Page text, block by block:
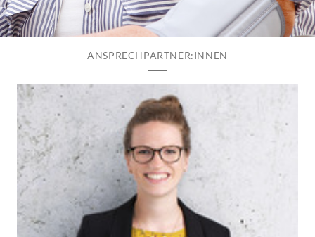
ANSPRECHPARTNER:INNEN